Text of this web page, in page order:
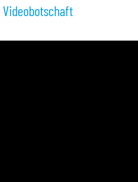
Videobotschaft